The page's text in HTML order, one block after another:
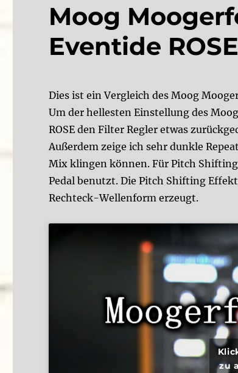
Moog
Eventide ROSE
Dies ist ein Vergleich des Moog
Um der hellesten Einstellung des
ROSE den Filter Regler etwas
Außerdem zeige ich sehr dunkle
Mix klingen können. Für Pitch Shifting
Pedal benutzt. Die Pitch Shifting
Rechteck-Wellenform erzeugt.
zu